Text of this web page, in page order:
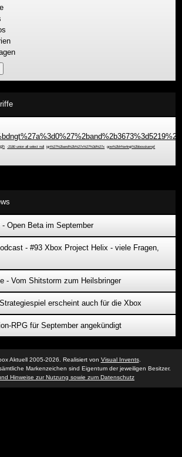
-2180 union all select null ign%27%2band%2b%27x%27%3d%27x gow%2bh%e4ngt%2bbosskampf
Open Beta im September
- #93 Xbox Project Helix - viele Fragen,
- Vom Shitstorm zum Heilsbringer
erscheint auch für die Xbox
RPG für September angekündigt
Aktuell 2005-2026. Realisiert von Visual Invents.
Markenzeichen sind Eigentum der jeweiligen Besitzer.
Hinweise zur Nutzung sowie zum Datenschutz